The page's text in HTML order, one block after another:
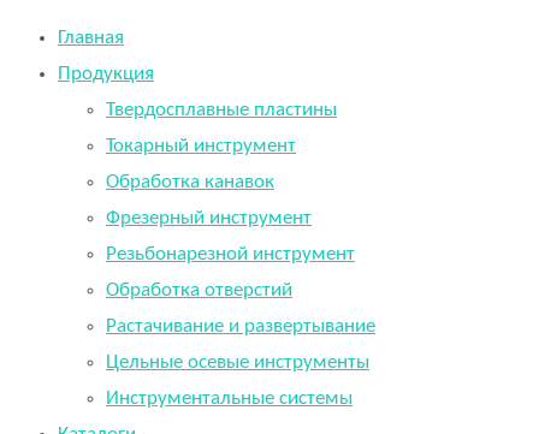
Главная
Продукция
Твердосплавные пластины
Токарный инструмент
Обработка канавок
Фрезерный инструмент
Резьбонарезной инструмент
Обработка отверстий
Растачивание и развертывание
Цельные осевые инструменты
Инструментальные системы